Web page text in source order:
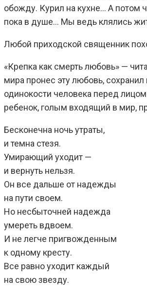
обожду. Курил на кухне… А потом
пока в душе… Мы ведь клялись
Любой приходской священник
«Крепка как смерть любовь» —
мира пронес эту любовь,
одинокости человека перед
ребенок, голым входящий в мир,
Бесконечна ночь утраты,
и темна стезя.
Умирающий уходит —
и вернуть нельзя.
Он все дальше от надежды
на пути своем.
Но несбыточней надежда
умереть вдвоем.
И не легче пригвожденным
к одному кресту.
Все равно уходит каждый
на свою звезду.